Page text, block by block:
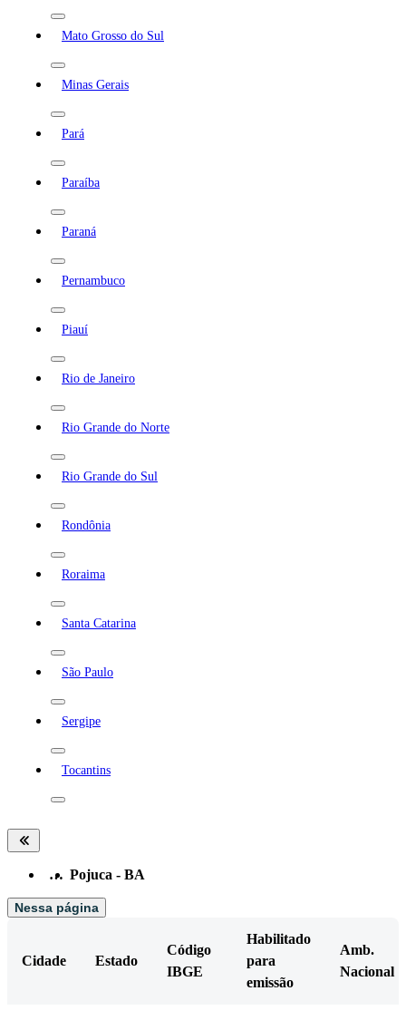
Mato Grosso do Sul
Minas Gerais
Pará
Paraíba
Paraná
Pernambuco
Piauí
Rio de Janeiro
Rio Grande do Norte
Rio Grande do Sul
Rondônia
Roraima
Santa Catarina
São Paulo
Sergipe
Tocantins
… Pojuca - BA
Nessa página
Cidade Estado
Código
IBGE
Habilitado
para
emissão
Amb.
Nacional